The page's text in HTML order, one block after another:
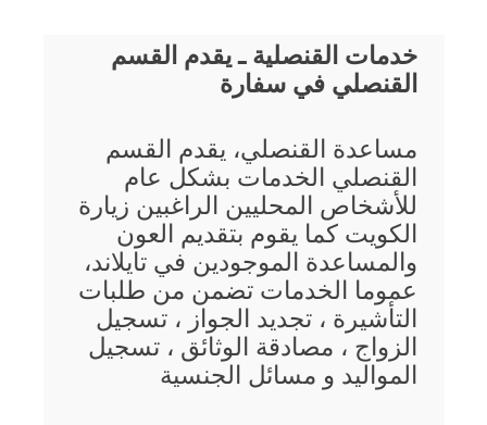
خدمات القنصلية ـ يقدم القسم
القنصلي في سفارة
مساعدة القنصلي، يقدم القسم
القنصلي الخدمات بشكل عام
للأشخاص المحليين الراغبين زيارة
الكويت كما يقوم بتقديم العون
والمساعدة الموجودين في تايلاند،
عموما الخدمات تضمن من طلبات
التأشيرة ، تجديد الجواز ، تسجيل
الزواج ، مصادقة الوثائق ، تسجيل
المواليد و مسائل الجنسية